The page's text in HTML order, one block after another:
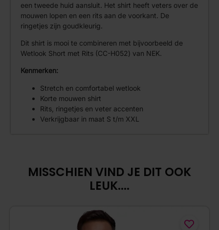
een tweede huid aansluit. Het shirt heeft veters over de
mouwen lopen en een rits aan de voorkant. De
ringetjes zijn goudkleurig.
Dit shirt is mooi te combineren met bijvoorbeeld de
Wetlook Short met Rits (CC-H052) van NEK.
Kenmerken:
Stretch en comfortabel wetlook
Korte mouwen shirt
Rits, ringetjes en veter accenten
Verkrijgbaar in maat S t/m XXL
MISSCHIEN VIND JE DIT OOK
LEUK....